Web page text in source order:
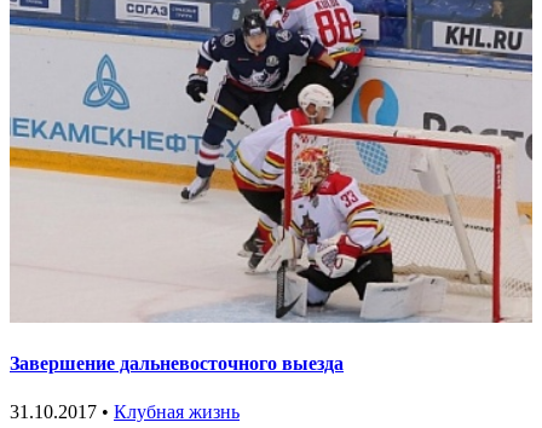
Завершение дальневосточного выезда
31.10.2017 • Клубная жизнь